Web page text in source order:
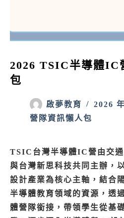
2026 TSIC半導體IC
包
啟夢教育
2026
營隊資訊懶人包
TSIC台灣半導體IC營由交
與台灣新思科技共同主辦，
設計產業為核心主軸，結合
半導體教育領域的資源，透
體營隊銜接，帶領學生從基